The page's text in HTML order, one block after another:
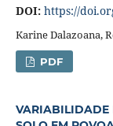
DOI: https://
Karine Dalazoana,
PDF
VARIABILIDADE